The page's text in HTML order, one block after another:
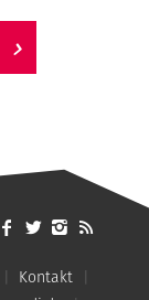
Kontakt